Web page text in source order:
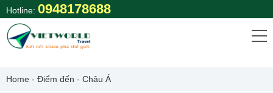
Skip
to
content
Hotline: 0948178688
Home - Điểm đến - Châu Á